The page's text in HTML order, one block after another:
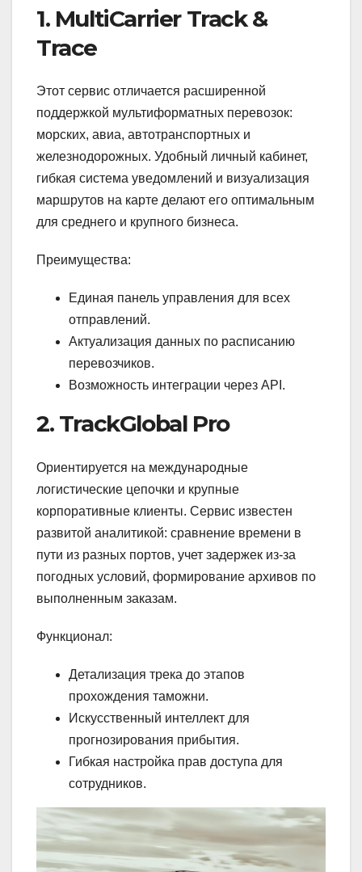
1. MultiCarrier Track &
Trace
Этот сервис отличается расширенной
поддержкой мультиформатных перевозок:
морских, авиа, автотранспортных и
железнодорожных. Удобный личный кабинет,
гибкая система уведомлений и визуализация
маршрутов на карте делают его оптимальным
для среднего и крупного бизнеса.
Преимущества:
Единая панель управления для всех
отправлений.
Актуализация данных по расписанию
перевозчиков.
Возможность интеграции через API.
2. TrackGlobal Pro
Ориентируется на международные
логистические цепочки и крупные
корпоративные клиенты. Сервис известен
развитой аналитикой: сравнение времени в
пути из разных портов, учет задержек из-за
погодных условий, формирование архивов по
выполненным заказам.
Функционал:
Детализация трека до этапов
прохождения таможни.
Искусственный интеллект для
прогнозирования прибытия.
Гибкая настройка прав доступа для
сотрудников.